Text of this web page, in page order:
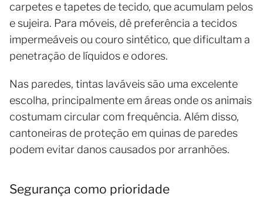
carpetes e tapetes de tecido, que acumulam pelos
e sujeira. Para móveis, dê preferência a tecidos
impermeáveis ou couro sintético, que dificultam a
penetração de líquidos e odores.
Nas paredes, tintas laváveis são uma excelente
escolha, principalmente em áreas onde os animais
costumam circular com frequência. Além disso,
cantoneiras de proteção em quinas de paredes
podem evitar danos causados por arranhões.
Segurança como prioridade